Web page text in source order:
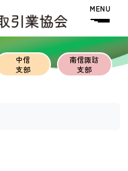
中信
支部
南信諏訪
支部
MENU